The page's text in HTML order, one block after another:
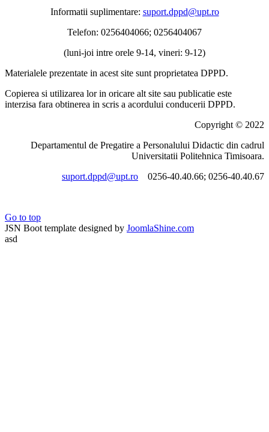
Informatii suplimentare: suport.dppd@upt.ro
Telefon: 0256404066; 0256404067
(luni-joi intre orele 9-14, vineri: 9-12)
Materialele prezentate in acest site sunt proprietatea DPPD.
Copierea si utilizarea lor in oricare alt site sau publicatie este
interzisa fara obtinerea in scris a acordului conducerii DPPD.
Copyright © 2022
Departamentul de Pregatire a Personalului Didactic din cadrul
Universitatii Politehnica Timisoara.
suport.dppd@upt.ro
0256-40.40.66; 0256-40.40.67
Go to top
JSN Boot template designed by JoomlaShine.com
asd